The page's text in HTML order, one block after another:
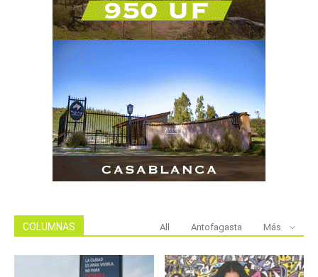
COLUMNAS All Antofagasta Más